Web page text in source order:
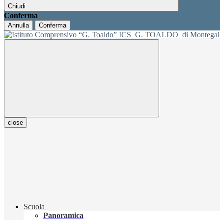
Chiudi
Conferma
Annulla Conferma
ICS G. TOALDO di
close
Scuola
Panoramica